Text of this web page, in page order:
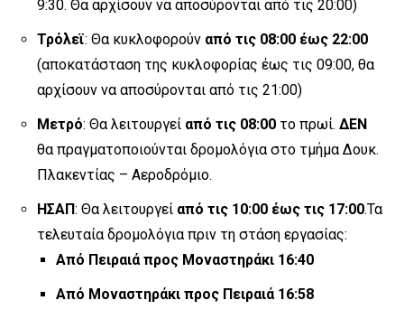
9:30. Θα αρχίσουν να αποσύρονται από τις 20:00)
Τρόλεϊ: Θα κυκλοφορούν από τις 08:00 έως 22:00
(αποκατάσταση της κυκλοφορίας έως τις 09:00, θα
αρχίσουν να αποσύρονται από τις 21:00)
Μετρό: Θα λειτουργεί από τις 08:00 το πρωί. ΔΕΝ
θα πραγματοποιούνται δρομολόγια στο τμήμα Δουκ.
Πλακεντίας – Αεροδρόμιο.
ΗΣΑΠ: Θα λειτουργεί από τις 10:00 έως τις 17:00.Τα
τελευταία δρομολόγια πριν τη στάση εργασίας:
Από Πειραιά προς Μοναστηράκι 16:40
Από Μοναστηράκι προς Πειραιά 16:58